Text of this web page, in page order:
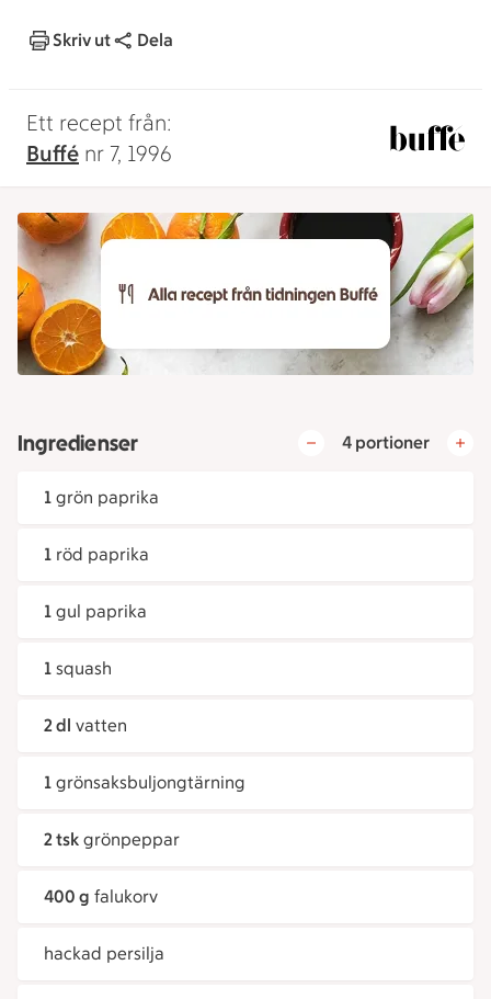
Skriv ut Dela
Ett recept från:
Buffé nr 7, 1996
Ingredienser 4 portioner
1 grön paprika
1 röd paprika
1 gul paprika
1 squash
2 dl vatten
1 grönsaksbuljongtärning
2 tsk grönpeppar
400 g falukorv
hackad persilja